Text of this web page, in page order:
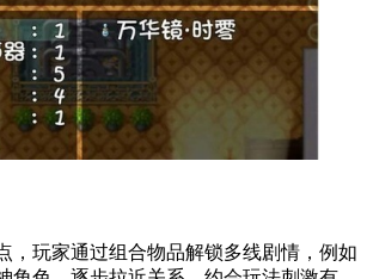
，玩家通过组合物品解锁多线剧情，例如